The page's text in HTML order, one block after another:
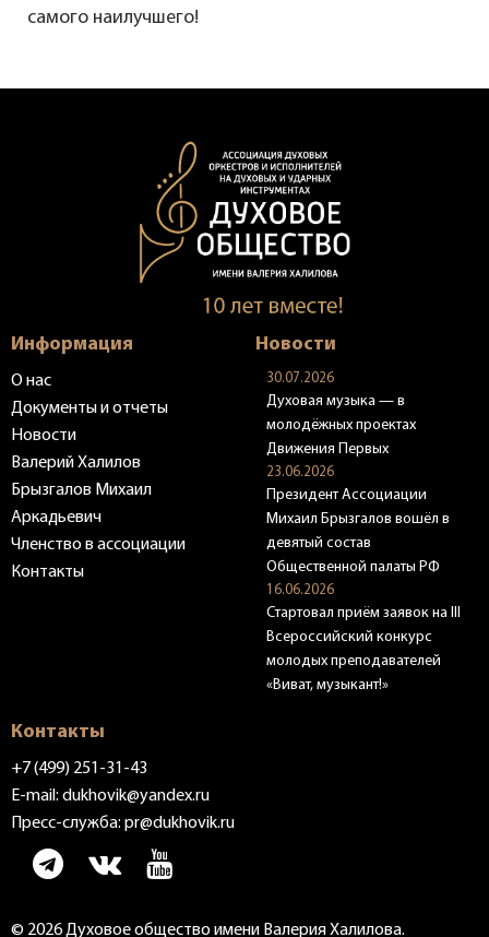
самого наилучшего!
Информация
О нас
Документы и отчеты
Новости
Валерий Халилов
Брызгалов Михаил
Аркадьевич
Членство в ассоциации
Контакты
Новости
30.07.2026
Духовая музыка — в
молодёжных проектах
Движения Первых
23.06.2026
Президент Ассоциации
Михаил Брызгалов вошёл в
девятый состав
Общественной палаты РФ
16.06.2026
Стартовал приём заявок на III
Всероссийский конкурс
молодых преподавателей
«Виват, музыкант!»
Контакты
+7 (499) 251-31-43
E-mail: dukhovik@yandex.ru
Пресс-служба: pr@dukhovik.ru
© 2026 Духовое общество имени Валерия Халилова.